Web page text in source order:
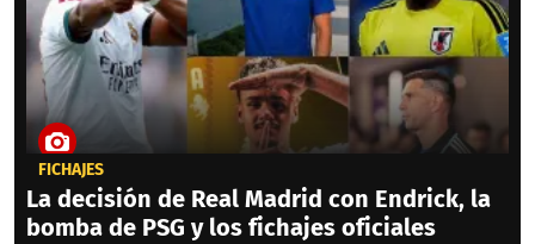
FICHAJES
La decisión de Real Madrid con Endrick, la
bomba de PSG y los fichajes oficiales